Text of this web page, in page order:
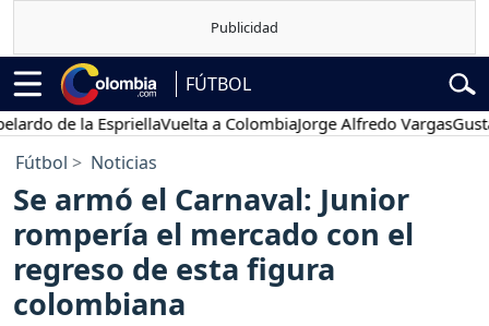
FÚTBOL
de la EspriellaVuelta a ColombiaJorge Alfredo VargasGustavo
Fútbol Noticias
Se armó el Carnaval: Junior
rompería el mercado con el
regreso de esta figura
colombiana